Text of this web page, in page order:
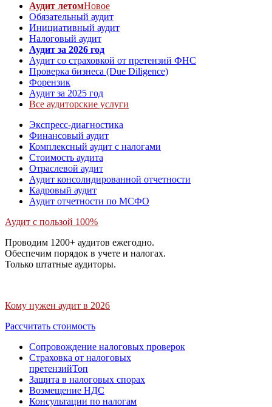
Аудит летомНовое
Обязательный аудит
Инициативный аудит
Налоговый аудит
Аудит за 2026 год
Аудит со страховкой от претензий ФНС
Проверка бизнеса (Due Diligence)
Форензик
Аудит за 2025 год
Все аудиторские услуги
Экспресс-диагностика
Финансовый аудит
Комплексный аудит с налогами
Стоимость аудита
Отраслевой аудит
Аудит консолидированной отчетности
Кадровый аудит
Аудит отчетности по МСФО
Аудит с пользой 100%
Проводим 1200+ аудитов ежегодно.
Обеспечим порядок в учете и налогах.
Только штатные аудиторы.
Кому нужен аудит в 2026
Рассчитать стоимость
Сопровождение налоговых проверок
Страховка от налоговых
претензийТоп
Защита в налоговых спорах
Возмещение НДС
Консультации по налогам